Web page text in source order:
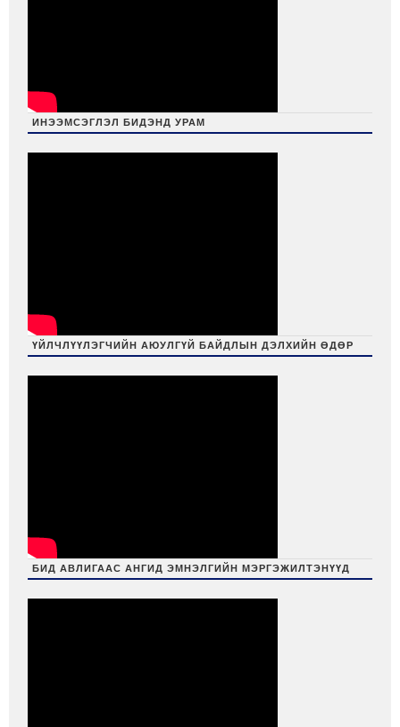
ИНЭЭМСЭГЛЭЛ БИДЭНД УРАМ
ҮЙЛЧЛҮҮЛЭГЧИЙН АЮУЛГҮЙ БАЙДЛЫН ДЭЛХИЙН ӨДӨР
БИД АВЛИГААС АНГИД ЭМНЭЛГИЙН МЭРГЭЖИЛТЭНҮҮД